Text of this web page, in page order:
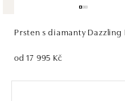
Pribinova 8, 811 09
dnes otevřeno do
Prsten s diamanty Dazzling
od 17 995 Kč